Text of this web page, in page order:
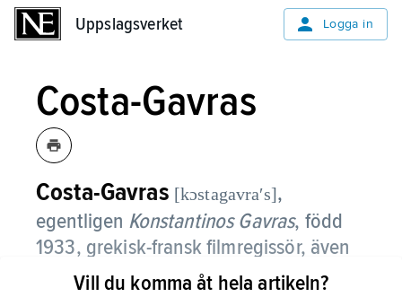
Uppslagsverket Logga in
Costa-Gavras
Costa-Gavras [kɔstagavraʹs],
egentligen Konstantinos Gavras, född
1933, grekisk-fransk filmregissör, även
verksam i USA.
Vill du komma åt hela artikeln?